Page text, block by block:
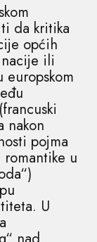
da kritika
općih
ili
nakon
pojma
u
U